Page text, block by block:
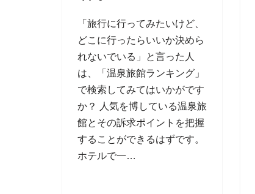
「旅行に行ってみたいけど、
どこに行ったらいいか決めら
れないでいる」と言った人
は、「温泉旅館ランキング」
で検索してみてはいかがです
か？ 人気を博している温泉旅
館とその訴求ポイントを把握
することができるはずです。
ホテルで一…